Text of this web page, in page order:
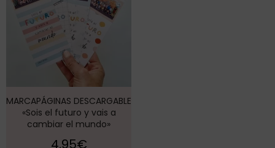
MARCAPÁGINAS DESCARGABLE
«Sois el futuro y vais a
cambiar el mundo»
4,95€